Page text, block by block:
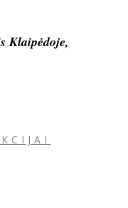
sunkią ligą,
tampa geriausia
d. 14.30-15.30